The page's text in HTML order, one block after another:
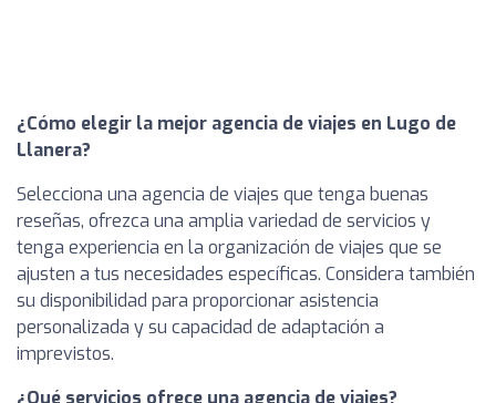
¿Cómo elegir la mejor agencia de viajes en Lugo de
Llanera?
Selecciona una agencia de viajes que tenga buenas
reseñas, ofrezca una amplia variedad de servicios y
tenga experiencia en la organización de viajes que se
ajusten a tus necesidades específicas. Considera también
su disponibilidad para proporcionar asistencia
personalizada y su capacidad de adaptación a
imprevistos.
¿Qué servicios ofrece una agencia de viajes?